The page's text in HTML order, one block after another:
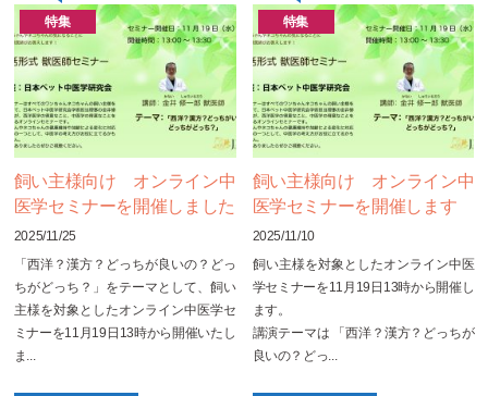
特集
飼い主様向け オンライン中
医学セミナーを開催しました
2025/11/25
「西洋？漢方？どっちが良いの？どっ
ちがどっち？」をテーマとして、飼い
主様を対象としたオンライン中医学セ
ミナーを11月19日13時から開催いたし
ま...
特集
飼い主様向け オンライン中
医学セミナーを開催します
2025/11/10
飼い主様を対象としたオンライン中医
学セミナーを11月19日13時から開催し
ます。
講演テーマは 「西洋？漢方？どっちが
良いの？どっ...